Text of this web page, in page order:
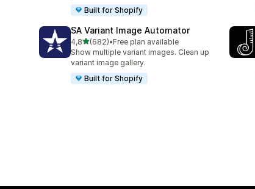
Built for Shopify
SA Variant Image Automator
4,8av 5 stjerner
(682)
Totalt 682 omtaler
•Free plan available
Show multiple variant images. Clean up
variant image gallery.
Built for Shopify